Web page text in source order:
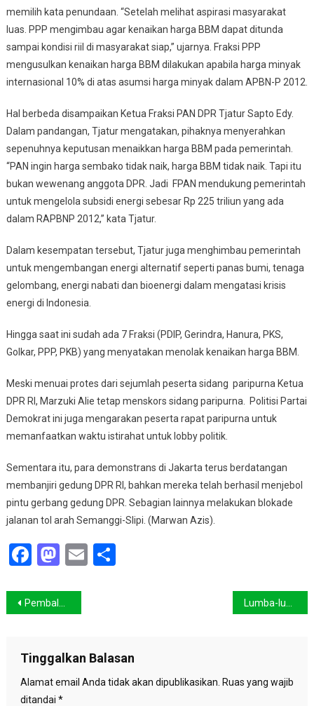
memilih kata penundaan. “Setelah melihat aspirasi masyarakat
luas. PPP mengimbau agar kenaikan harga BBM dapat ditunda
sampai kondisi riil di masyarakat siap,” ujarnya. Fraksi PPP
mengusulkan kenaikan harga BBM dilakukan apabila harga minyak
internasional 10% di atas asumsi harga minyak dalam APBN-P 2012.
Hal berbeda disampaikan Ketua Fraksi PAN DPR Tjatur Sapto Edy.
Dalam pandangan, Tjatur mengatakan, pihaknya menyerahkan
sepenuhnya keputusan menaikkan harga BBM pada pemerintah.
“PAN ingin harga sembako tidak naik, harga BBM tidak naik. Tapi itu
bukan wewenang anggota DPR. Jadi FPAN mendukung pemerintah
untuk mengelola subsidi energi sebesar Rp 225 triliun yang ada
dalam RAPBNP 2012,” kata Tjatur.
Dalam kesempatan tersebut, Tjatur juga menghimbau pemerintah
untuk mengembangan energi alternatif seperti panas bumi, tenaga
gelombang, energi nabati dan bioenergi dalam mengatasi krisis
energi di Indonesia.
Hingga saat ini sudah ada 7 Fraksi (PDIP, Gerindra, Hanura, PKS,
Golkar, PPP, PKB) yang menyatakan menolak kenaikan harga BBM.
Meski menuai protes dari sejumlah peserta sidang paripurna Ketua
DPR RI, Marzuki Alie tetap menskors sidang paripurna. Politisi Partai
Demokrat ini juga mengarakan peserta rapat paripurna untuk
memanfaatkan waktu istirahat untuk lobby politik.
Sementara itu, para demonstrans di Jakarta terus berdatangan
membanjiri gedung DPR RI, bahkan mereka telah berhasil menjebol
pintu gerbang gedung DPR. Sebagian lainnya melakukan blokade
jalanan tol arah Semanggi-Slipi. (Marwan Azis).
Facebook
Mastodon
EmailShare
Navigasi
Pembalakan Liar Terus Terjadi di Kalbar
Tinggalkan Balasan
Alamat email Anda tidak akan dipublikasikan. Ruas yang wajib
ditandai *